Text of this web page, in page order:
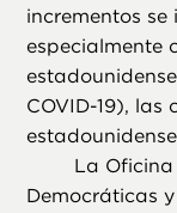
incrementos
especialmente
COVID-19),
La
Democráticas